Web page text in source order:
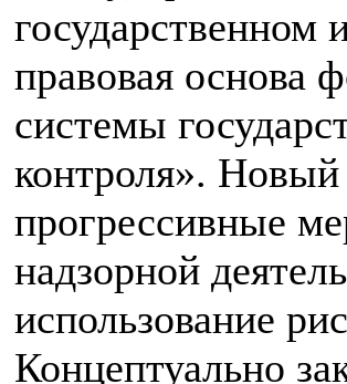
государственном
правовая основа
системы
контроля».
прогрессивные
надзорной
использование
Концептуально